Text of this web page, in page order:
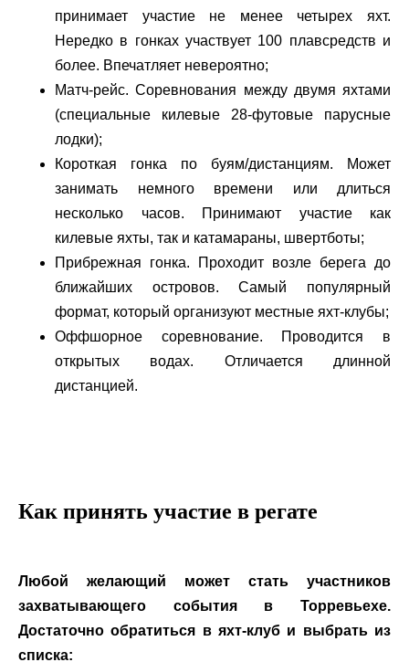
принимает участие не менее четырех яхт.
Нередко в гонках участвует 100 плавсредств и
более. Впечатляет невероятно;
Матч-рейс. Соревнования между двумя яхтами
(специальные килевые 28-футовые парусные
лодки);
Короткая гонка по буям/дистанциям. Может
занимать немного времени или длиться
несколько часов. Принимают участие как
килевые яхты, так и катамараны, швертботы;
Прибрежная гонка. Проходит возле берега до
ближайших островов. Самый популярный
формат, который организуют местные яхт-клубы;
Оффшорное соревнование. Проводится в
открытых водах. Отличается длинной
дистанцией.
Как принять участие в регате
Любой желающий может стать участников
захватывающего события в Торревьехе.
Достаточно обратиться в яхт-клуб и выбрать из
списка: